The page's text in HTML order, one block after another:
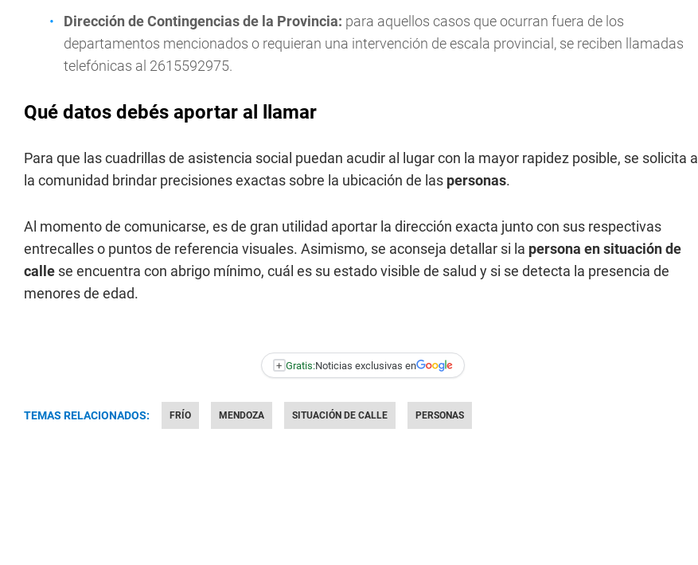
Dirección de Contingencias de la Provincia: para aquellos casos que ocurran fuera de los
departamentos mencionados o requieran una intervención de escala provincial, se reciben llamadas
telefónicas al 2615592975.
Qué datos debés aportar al llamar
Para que las cuadrillas de asistencia social puedan acudir al lugar con la mayor rapidez posible, se solicita a
la comunidad brindar precisiones exactas sobre la ubicación de las personas.
Al momento de comunicarse, es de gran utilidad aportar la dirección exacta junto con sus respectivas
entrecalles o puntos de referencia visuales. Asimismo, se aconseja detallar si la persona en situación de
calle se encuentra con abrigo mínimo, cuál es su estado visible de salud y si se detecta la presencia de
menores de edad.
+ Gratis:Noticias exclusivas en
TEMAS RELACIONADOS: FRÍO MENDOZA SITUACIÓN DE CALLE PERSONAS